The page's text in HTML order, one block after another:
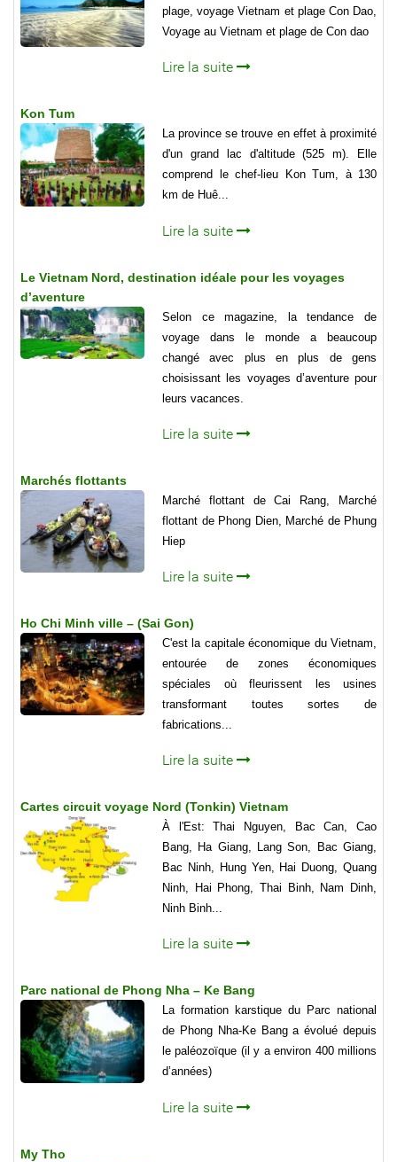
plage, voyage Vietnam et plage Con Dao,
Voyage au Vietnam et plage de Con dao
Lire la suite
Kon Tum
La province se trouve en effet à proximité
d'un grand lac d'altitude (525 m). Elle
comprend le chef-lieu Kon Tum, à 130
km de Huê...
Lire la suite
Le Vietnam Nord, destination idéale pour les voyages
d’aventure
Selon ce magazine, la tendance de
voyage dans le monde a beaucoup
changé avec plus en plus de gens
choisissant les voyages d’aventure pour
leurs vacances.
Lire la suite
Marchés flottants
Marché flottant de Cai Rang, Marché
flottant de Phong Dien, Marché de Phung
Hiep
Lire la suite
Ho Chi Minh ville – (Sai Gon)
C'est la capitale économique du Vietnam,
entourée de zones économiques
spéciales où fleurissent les usines
transformant toutes sortes de
fabrications...
Lire la suite
Cartes circuit voyage Nord (Tonkin) Vietnam
À l'Est: Thai Nguyen, Bac Can, Cao
Bang, Ha Giang, Lang Son, Bac Giang,
Bac Ninh, Hung Yen, Hai Duong, Quang
Ninh, Hai Phong, Thai Binh, Nam Dinh,
Ninh Binh...
Lire la suite
Parc national de Phong Nha – Ke Bang
La formation karstique du Parc national
de Phong Nha-Ke Bang a évolué depuis
le paléozoïque (il y a environ 400 millions
d’années)
Lire la suite
My Tho